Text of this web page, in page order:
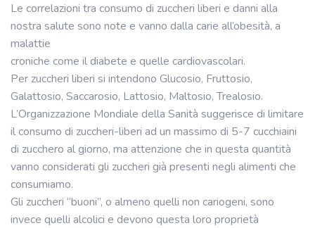
Le correlazioni tra consumo di zuccheri liberi e danni alla
nostra salute sono note e vanno dalla carie all’obesità, a
malattie
croniche come il diabete e quelle cardiovascolari.
Per zuccheri liberi si intendono Glucosio, Fruttosio,
Galattosio, Saccarosio, Lattosio, Maltosio, Trealosio.
L’Organizzazione Mondiale della Sanità suggerisce di limitare
il consumo di zuccheri-liberi ad un massimo di 5-7 cucchiaini
di zucchero al giorno, ma attenzione che in questa quantità
vanno considerati gli zuccheri già presenti negli alimenti che
consumiamo.
Gli zuccheri “buoni”, o almeno quelli non cariogeni, sono
invece quelli alcolici e devono questa loro proprietà